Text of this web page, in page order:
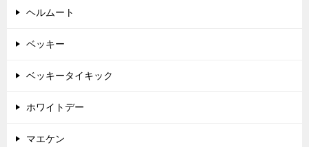
ヘルムート
ベッキー
ベッキータイキック
ホワイトデー
マエケン